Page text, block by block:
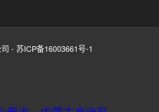
- 苏ICP备16003661号-1